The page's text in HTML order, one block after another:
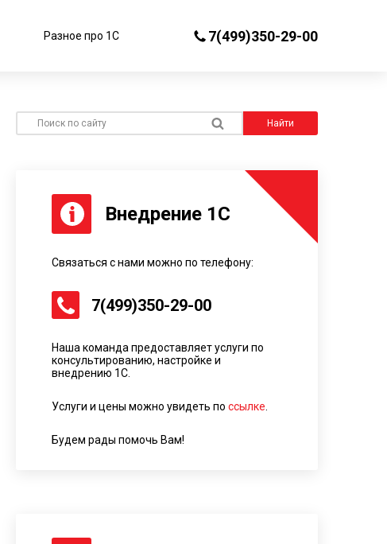
Разное про 1С 7(499)350-29-00
Поиск по сайту Найти
Внедрение 1С
Связаться с нами можно по телефону:
7(499)350-29-00
Наша команда предоставляет услуги по
консультированию, настройке и
внедрению 1С.
Услуги и цены можно увидеть по ссылке
Будем рады помочь Вам!